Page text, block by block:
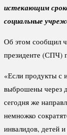
истекающим
социальные
Об этом сообщил
президенте (СПЧ)
«Если продукты с
выброшены через
сегодня же
немножко
инвалидов, детей